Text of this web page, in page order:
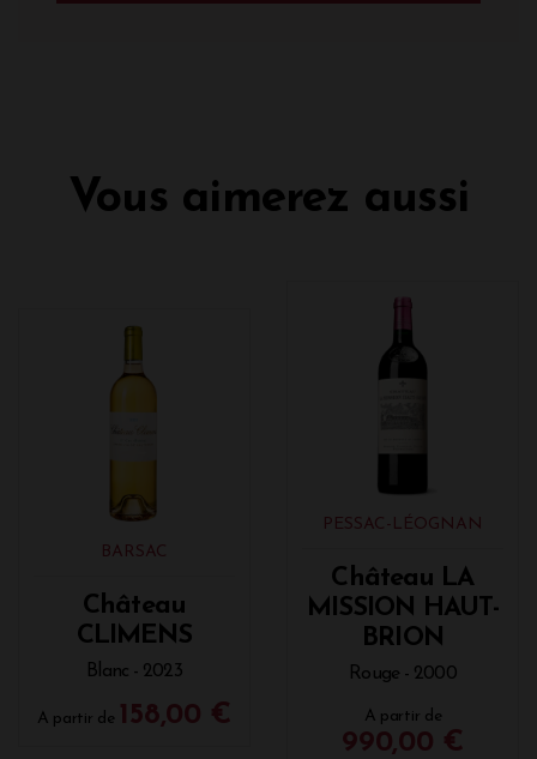
Vous aimerez aussi
BARSAC
Château
CLIMENS
Blanc - 2023
A partir de 158,00 €
PESSAC-LÉOGNAN
Château LA
MISSION HAUT-
BRION
Rouge - 2000
A partir de
990,00 €